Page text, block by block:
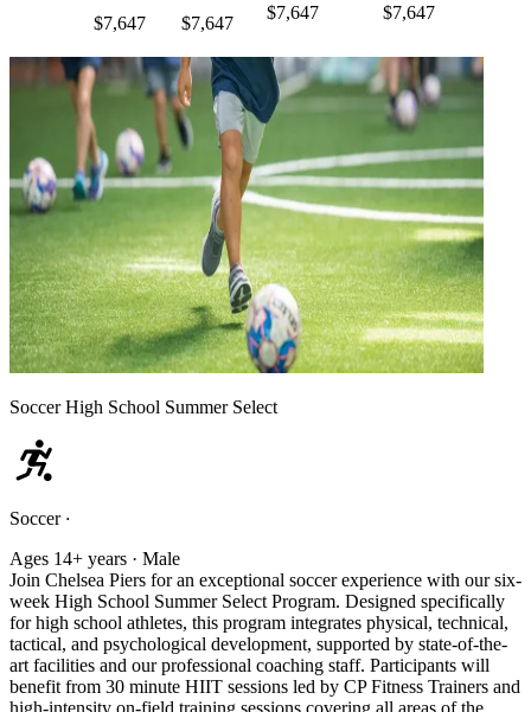
$7,647 $7,647
$7,647 $7,647
Soccer High School Summer Select
Soccer ·
Ages 14+ years · Male
Join Chelsea Piers for an exceptional soccer experience with our six-
week High School Summer Select Program. Designed specifically
for high school athletes, this program integrates physical, technical,
tactical, and psychological development, supported by state-of-the-
art facilities and our professional coaching staff. Participants will
benefit from 30 minute HIIT sessions led by CP Fitness Trainers and
high-intensity on-field training sessions covering all areas of the